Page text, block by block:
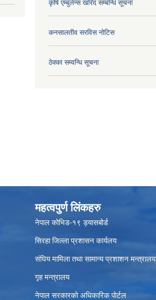
कृषि एम्बुलेन्स खरिद सम्बन्धि सूचना
कनसालतीव सरविस नोटिस
ठेक्का सम्वन्धि सूचना
महत्वपुर्ण लिंकहरु
नेपाल कोभिड-१९ ड्यासबोर्ड
सिरहा जिल्ला प्रशासन कार्यलय
संघिय मामिला तथा सामान्य प्रशाशन मन्त्रालय
गृह मन्त्रालय
नेपाल सरकारको अधिकारिक पोर्टल